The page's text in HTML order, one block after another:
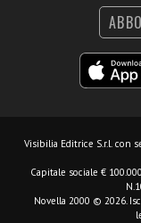
Visibilia Editrice S.r.l. con
Capitale sociale €
Novella 2000 © 2026.